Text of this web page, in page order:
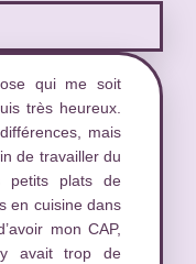
qui me soit
très heureux.
mais
de travailler du
petits plats de
en cuisine dans
mon CAP,
avait trop de